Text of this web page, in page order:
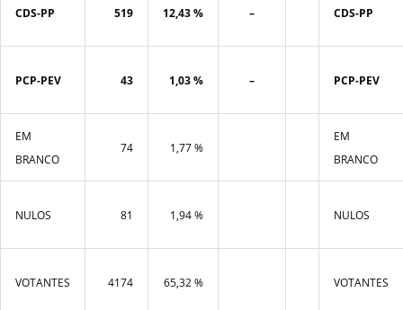
CDS-PP 519 12,43 % – CDS-PP
PCP-PEV 43 1,03 % – PCP-PEV
EM
BRANCO
74 1,77 %
EM
BRANCO
NULOS 81 1,94 % NULOS
VOTANTES 4174 65,32 % VOTANTES